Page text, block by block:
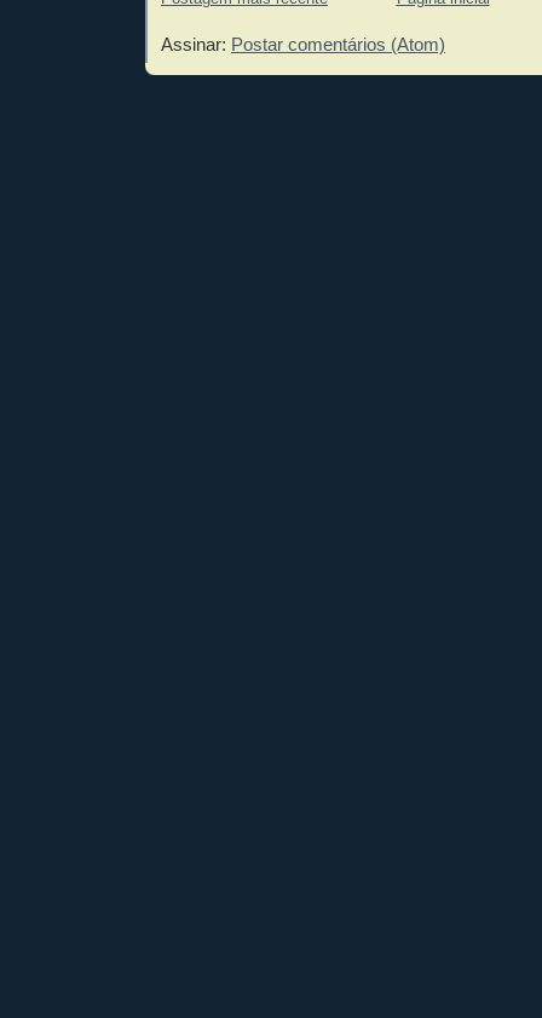
Assinar: Postar comentários (Atom)